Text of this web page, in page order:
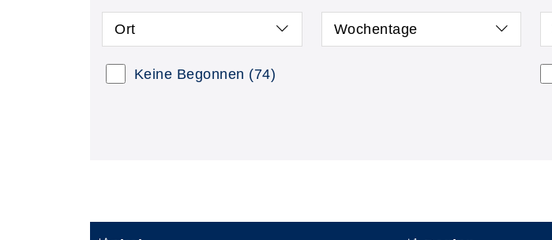
Ort Wochentage
Keine Begonnen (74)